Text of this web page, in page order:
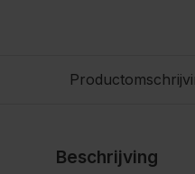
Beschrijving